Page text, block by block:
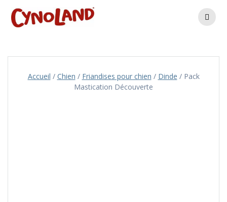
Accueil / Chien / Friandises pour chien / Dinde / Pack
Mastication Découverte